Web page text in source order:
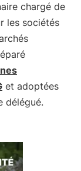
chargé de
les sociétés
et adoptées
délégué.